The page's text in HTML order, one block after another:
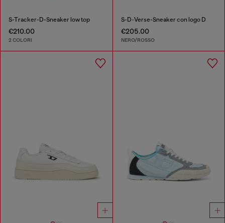
S-Tracker-D-Sneaker low top
€210.00
2 COLORI
S-D-Verse-Sneaker con logo D
€205.00
NERO/ROSSO